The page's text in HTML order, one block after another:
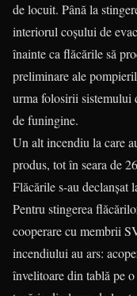
de locuit. Până la
interiorul coșului de
înainte ca flăcările să
preliminare ale
urma folosirii sistemului
de funingine.
Un alt incendiu la care
produs, tot în seara de
Flăcările s-au declanșat
Pentru stingerea
cooperare cu membrii
incendiului au ars:
învelitoare din tablă pe